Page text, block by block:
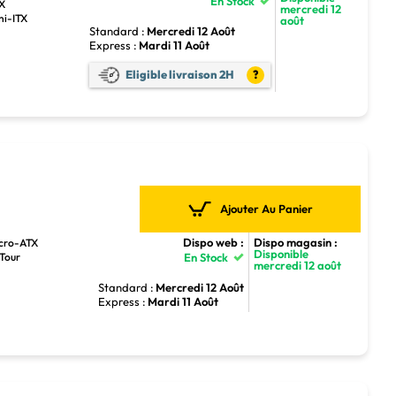
ITX
Standard : Mercredi 12 Août
Express : Mardi 11 Août
Eligible livraison 2H ?
mercredi 12
août
ATX
Ajouter Au Panier
Dispo web :
En Stock
Standard : Mercredi 12 Août
Express : Mardi 11 Août
Dispo magasin :
Disponible
mercredi 12 août